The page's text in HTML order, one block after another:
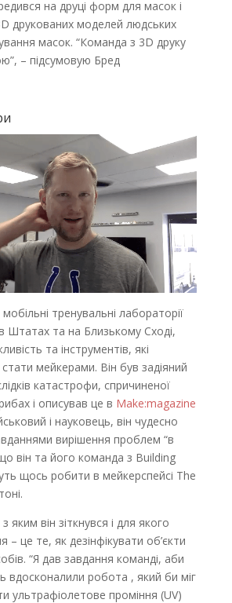
на друці форм для масок і
друкованих моделей людських
масок. “Команда з 3D друку
– підсумовую Бред
тренувальні лабораторії
Штатах та на Близькому Сході,
та інструментів, які
мейкерами. Він був задіяний
катастрофи, спричиненої
і описував це в Make:magazine
і науковець, він чудесно
вирішення проблем “в
він та його команда з Building
щось робити в мейкерспейсі The
яким він зіткнувся і для якого
– це те, як дезінфікувати об’єкти
“Я дав завдання команді, аби
вдосконалили робота , який би міг
ультрафіолетове проміння (UV)